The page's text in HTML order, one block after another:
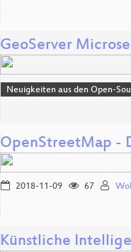
GeoServer
Neuigkeiten aus den Open-
OpenStreetMap -
2018-11-09 67
Künstliche